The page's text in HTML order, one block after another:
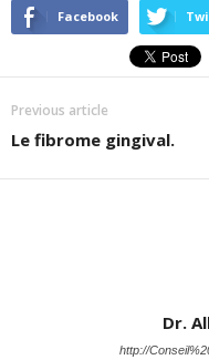
Facebook
Previous article
Le fibrome gingival.
Dr.
http://